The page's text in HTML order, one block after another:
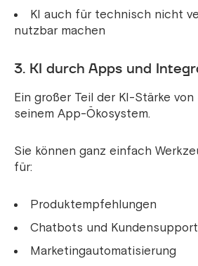
KI auch für technisch nicht
nutzbar machen
3. KI durch Apps und
Ein großer Teil der KI-Stärke
seinem App-Ökosystem.
Sie können ganz einfach
für:
Produktempfehlungen
Chatbots und Kundensupport
Marketingautomatisierung